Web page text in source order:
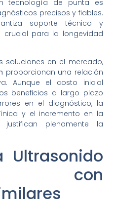
tecnología de punta es
precisos y fiables.
soporte técnico y
crucial para la longevidad
soluciones en el mercado,
proporcionan una relación
Aunque el costo inicial
beneficios a largo plazo
en el diagnóstico, la
y el incremento en la
justifican plenamente la
Ultrasonido
con